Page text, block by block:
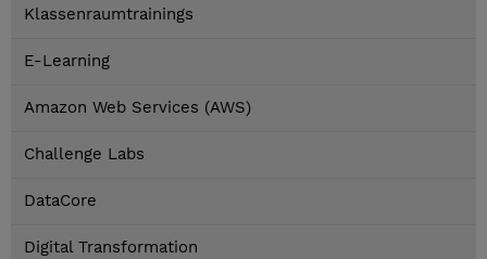
Klassenraumtrainings
E-Learning
Amazon Web Services (AWS)
Challenge Labs
DataCore
Digital Transformation